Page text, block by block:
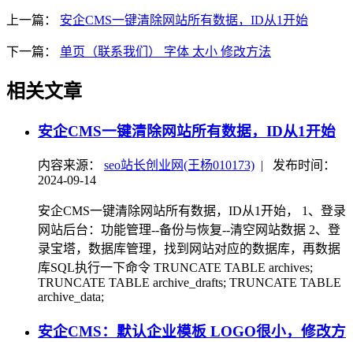
上一篇： 安企CMS一键清除网站所有数据，ID从1开始
下一篇： 单页（联系我们） 字体 太小 修改方法
相关文章
安企CMS一键清除网站所有数据，ID从1开始
内容来源： seo站长创业网(王杨010173) | 发布时间：
2024-09-14
安企CMS一键清除网站所有数据，ID从1开始， 1、登录
网站后台：功能管理--备份与恢复--清空网站数据 2、登
录宝塔，数据库管理，找到网站对应的数据库，再数据
库SQL执行一下命令 TRUNCATE TABLE archives;
TRUNCATE TABLE archive_drafts; TRUNCATE TABLE
archive_data;
安企CMS：默认企业模板 LOGO很小，修改方